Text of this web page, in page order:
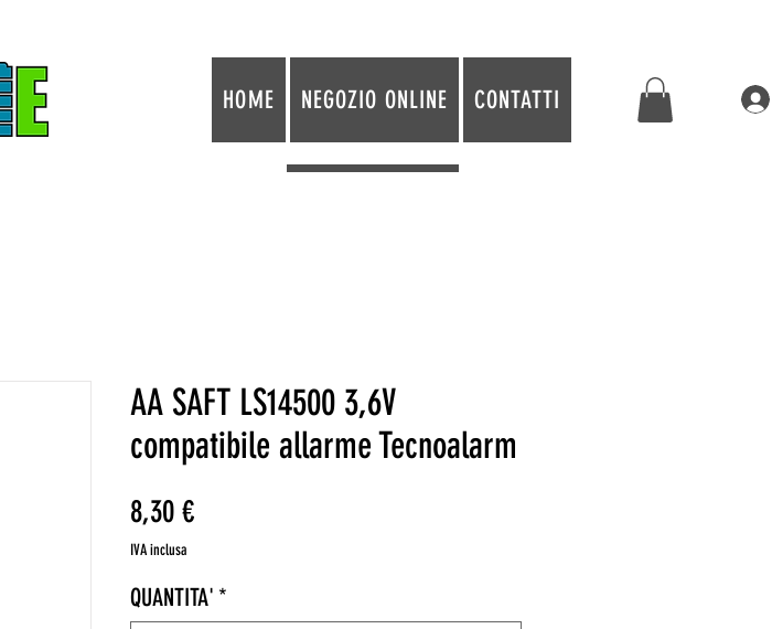
HOME NEGOZIO ONLINE CONTATTI
AA SAFT LS14500 3,6V
compatibile allarme Tecnoalarm
8,30 €Prezzo
IVA inclusa
QUANTITA' *